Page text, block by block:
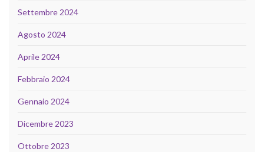
Settembre 2024
Agosto 2024
Aprile 2024
Febbraio 2024
Gennaio 2024
Dicembre 2023
Ottobre 2023